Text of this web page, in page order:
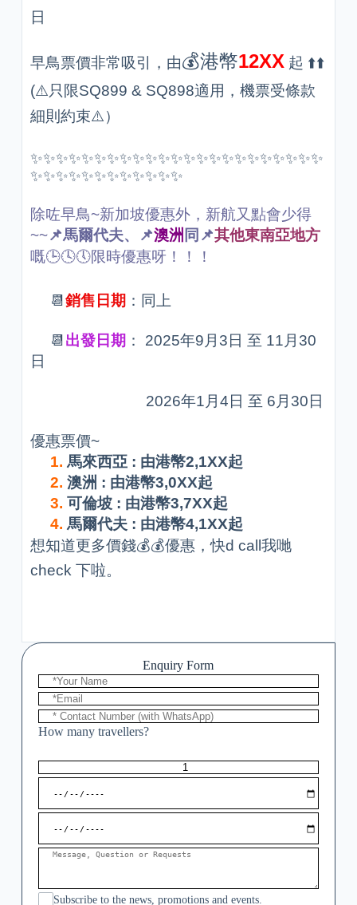
日
早鳥票價非常吸引，由💰港幣12XX 起 ⬆️⬆️
(⚠️只限SQ899 & SQ898適用，機票受條款
細則約束⚠️）
✨✨✨✨✨✨✨✨✨✨✨✨✨✨✨✨✨✨✨✨✨✨✨
✨✨✨✨✨✨✨✨✨✨✨✨
除咗早鳥~新加坡優惠外，新航又點會少得
~~📌馬爾代夫、📌澳洲 同📌其他東南亞地方
嘅🕒🕓🕔限時優惠呀！！！
📆 銷售日期 ：同上
📆 出發日期 ： 2025年9月3日 至 11月30
日
2026年1月4日 至 6月30日
優惠票價~
1. 馬來西亞 : 由港幣2,1XX起
2. 澳洲 : 由港幣3,0XX起
3. 可倫坡 : 由港幣3,7XX起
4. 馬爾代夫 : 由港幣4,1XX起
想知道更多價錢💰💰優惠，快d call我哋
check 下啦。
Enquiry Form
How many travellers?
Subscribe to the news, promotions and events.